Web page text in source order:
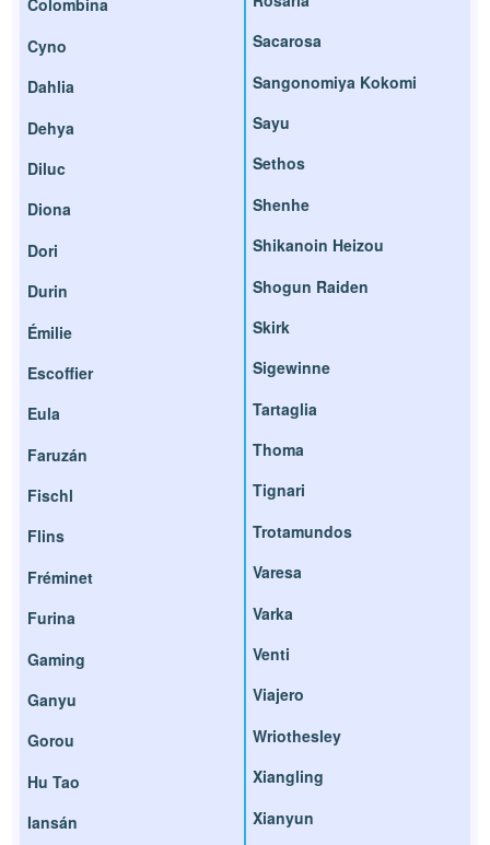
Colombina
Cyno
Dahlia
Dehya
Diluc
Diona
Dori
Durin
Émilie
Escoffier
Eula
Faruzán
Fischl
Flins
Fréminet
Furina
Gaming
Ganyu
Gorou
Hu Tao
Iansán
Sacarosa
Sangonomiya Kokomi
Sayu
Sethos
Shenhe
Shikanoin Heizou
Shogun Raiden
Skirk
Sigewinne
Tartaglia
Thoma
Tignari
Trotamundos
Varesa
Varka
Venti
Viajero
Wriothesley
Xiangling
Xianyun